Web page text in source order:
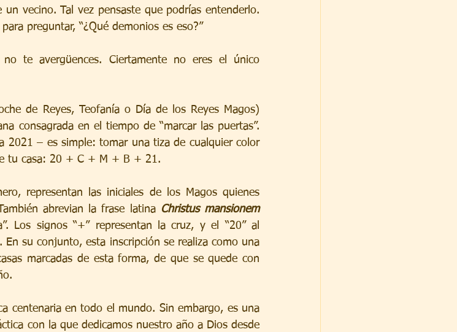
vecino. Tal vez pensaste que podrías entenderlo.
preguntar, “¿Qué demonios es eso?”
te avergüences. Ciertamente no eres el único
de Reyes, Teofanía o Día de los Reyes Magos)
consagrada en el tiempo de “marcar las puertas”.
2021 – es simple: tomar una tiza de cualquier color
tu casa: 20 + C + M + B + 21.
representan las iniciales de los Magos quienes
abrevian la frase latina Christus mansionem
Los signos “+” representan la cruz, y el “20” al
su conjunto, esta inscripción se realiza como una
marcadas de esta forma, de que se quede con
centenaria en todo el mundo. Sin embargo, es una
con la que dedicamos nuestro año a Dios desde